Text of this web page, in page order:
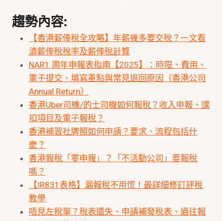
趨勢內容:
【香港薪俸稅全攻略】年薪幾多要交稅？一文看
清薪俸稅稅率及薪俸稅計算
NAR1 周年申報表指南【2025】：時限、費用、
電子提交、填寫重點與常見退回原因（香港公司
Annual Return）
香港Uber司機/的士司機如何報稅？收入申報、課
扣項目及電子報稅？
香港補習社牌照如何申請？要求、流程包括什
麼？
香港報稅「零申報」？「不活動公司」要報稅
嗎？
【IR831表格】漏報稅不用慌！最詳細修訂評稅
教學
唔見左稅單？稅表遺失、申請補發稅表、過往報